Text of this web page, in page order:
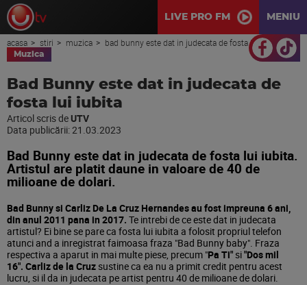
LIVE PRO FM MENIU
acasa stiri muzica bad bunny este dat in judecata de fosta lui iubita
Muzica
Bad Bunny este dat in judecata de
fosta lui iubita
Articol scris de UTV
Data publicării:21.03.2023
Bad Bunny este dat in judecata de fosta lui iubita.
Artistul are platit daune in valoare de 40 de
milioane de dolari.
Bad Bunny si Carliz De La Cruz Hernandes au fost impreuna 6 ani,
din anul 2011 pana in 2017. Te intrebi de ce este dat in judecata
artistul? Ei bine se pare ca fosta lui iubita a folosit propriul telefon
atunci and a inregistrat faimoasa fraza "Bad Bunny baby". Fraza
respectiva a aparut in mai multe piese, precum "Pa Ti"si"Dos mil
16". Carliz de la Cruzsustine ca ea nu a primit credit pentru acest
lucru, si il da in judecata pe artist pentru 40 de milioane de dolari.